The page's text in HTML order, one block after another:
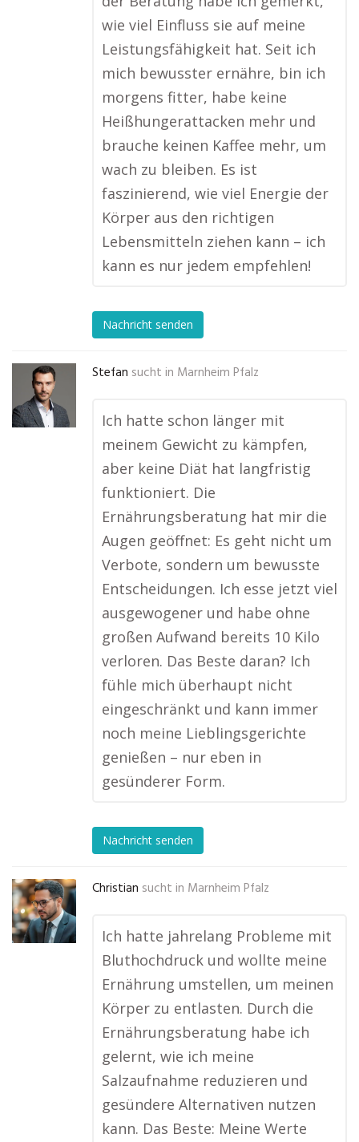
wie viel Einfluss sie auf meine
Leistungsfähigkeit hat. Seit ich
mich bewusster ernähre, bin ich
morgens fitter, habe keine
Heißhungerattacken mehr und
brauche keinen Kaffee mehr, um
wach zu bleiben. Es ist
faszinierend, wie viel Energie der
Körper aus den richtigen
Lebensmitteln ziehen kann – ich
kann es nur jedem empfehlen!
Nachricht senden
Stefan sucht in Marnheim Pfalz
Ich hatte schon länger mit
meinem Gewicht zu kämpfen,
aber keine Diät hat langfristig
funktioniert. Die
Ernährungsberatung hat mir die
Augen geöffnet: Es geht nicht um
Verbote, sondern um bewusste
Entscheidungen. Ich esse jetzt viel
ausgewogener und habe ohne
großen Aufwand bereits 10 Kilo
verloren. Das Beste daran? Ich
fühle mich überhaupt nicht
eingeschränkt und kann immer
noch meine Lieblingsgerichte
genießen – nur eben in
gesünderer Form.
Nachricht senden
Christian sucht in Marnheim Pfalz
Ich hatte jahrelang Probleme mit
Bluthochdruck und wollte meine
Ernährung umstellen, um meinen
Körper zu entlasten. Durch die
Ernährungsberatung habe ich
gelernt, wie ich meine
Salzaufnahme reduzieren und
gesündere Alternativen nutzen
kann. Das Beste: Meine Werte